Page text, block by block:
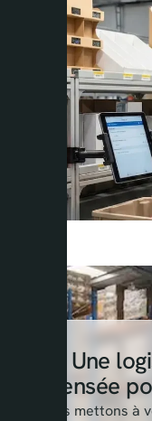
Une
pensée
Nous mettons